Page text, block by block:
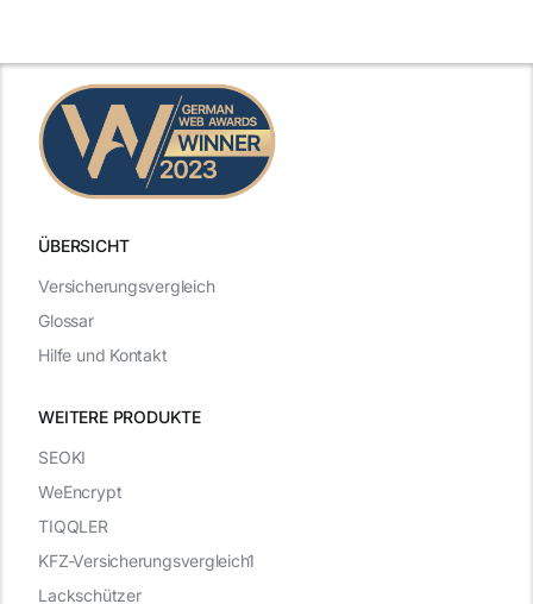
ÜBERSICHT
WEITERE PRODUKTE
Versicherungsvergleich
Glossar
Hilfe und Kontakt
SEOKI
WeEncrypt
TIQQLER
KFZ-Versicherungsvergleich1
Lackschützer